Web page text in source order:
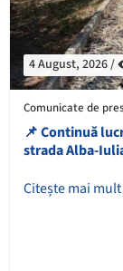
4 August, 2026 /
Comunicate de
📌 Continuă
strada Alba-
Citește mai mult